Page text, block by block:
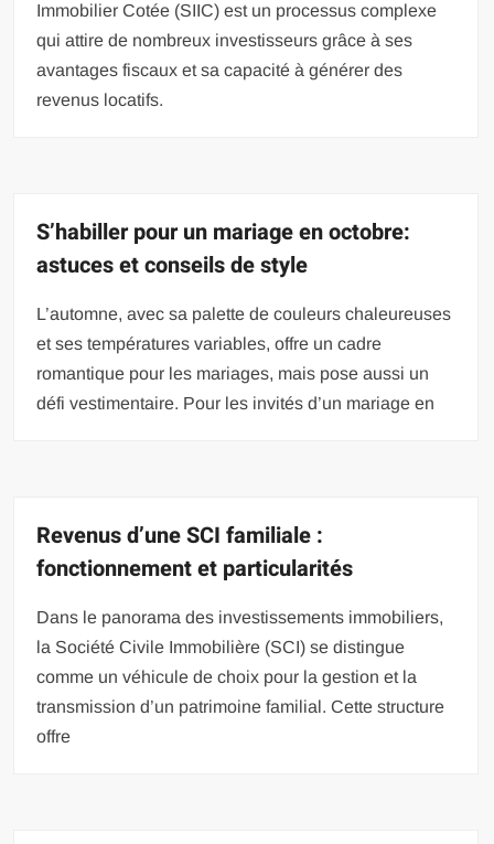
Immobilier Cotée (SIIC) est un processus complexe
qui attire de nombreux investisseurs grâce à ses
avantages fiscaux et sa capacité à générer des
revenus locatifs.
S’habiller pour un mariage en octobre:
astuces et conseils de style
L’automne, avec sa palette de couleurs chaleureuses
et ses températures variables, offre un cadre
romantique pour les mariages, mais pose aussi un
défi vestimentaire. Pour les invités d’un mariage en
Revenus d’une SCI familiale :
fonctionnement et particularités
Dans le panorama des investissements immobiliers,
la Société Civile Immobilière (SCI) se distingue
comme un véhicule de choix pour la gestion et la
transmission d’un patrimoine familial. Cette structure
offre